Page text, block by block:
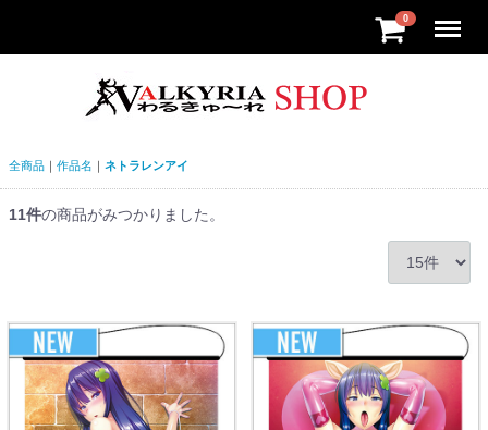
0
全商品 作品名 ネトラレンアイ
11件の商品がみつかりました。